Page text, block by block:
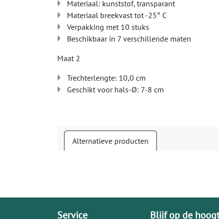
Materiaal: kunststof, transparant
Materiaal breekvast tot -25° C
Verpakking met 10 stuks
Beschikbaar in 7 verschillende maten
Maat 2
Trechterlengte: 10,0 cm
Geschikt voor hals-Ø: 7-8 cm
Alternatieve producten
Service Blijf op de